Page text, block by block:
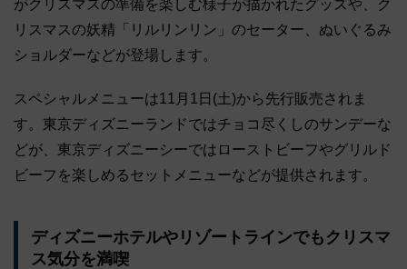
がクリスマスの準備を楽しむ様子が描かれたグッズや、ク
リスマスの妖精「リルリンリン」のセーター、ぬいぐるみ
ショルダーなどが登場します。
スペシャルメニューは11月1日(土)から先行販売されま
す。東京ディズニーランドではチョコ尽くしのサンデーな
どが、東京ディズニーシーではローストビーフやグリルド
ビーフを楽しめるセットメニューなどが提供されます。
ディズニーホテルやリゾートラインでもクリスマ
ス気分を満喫